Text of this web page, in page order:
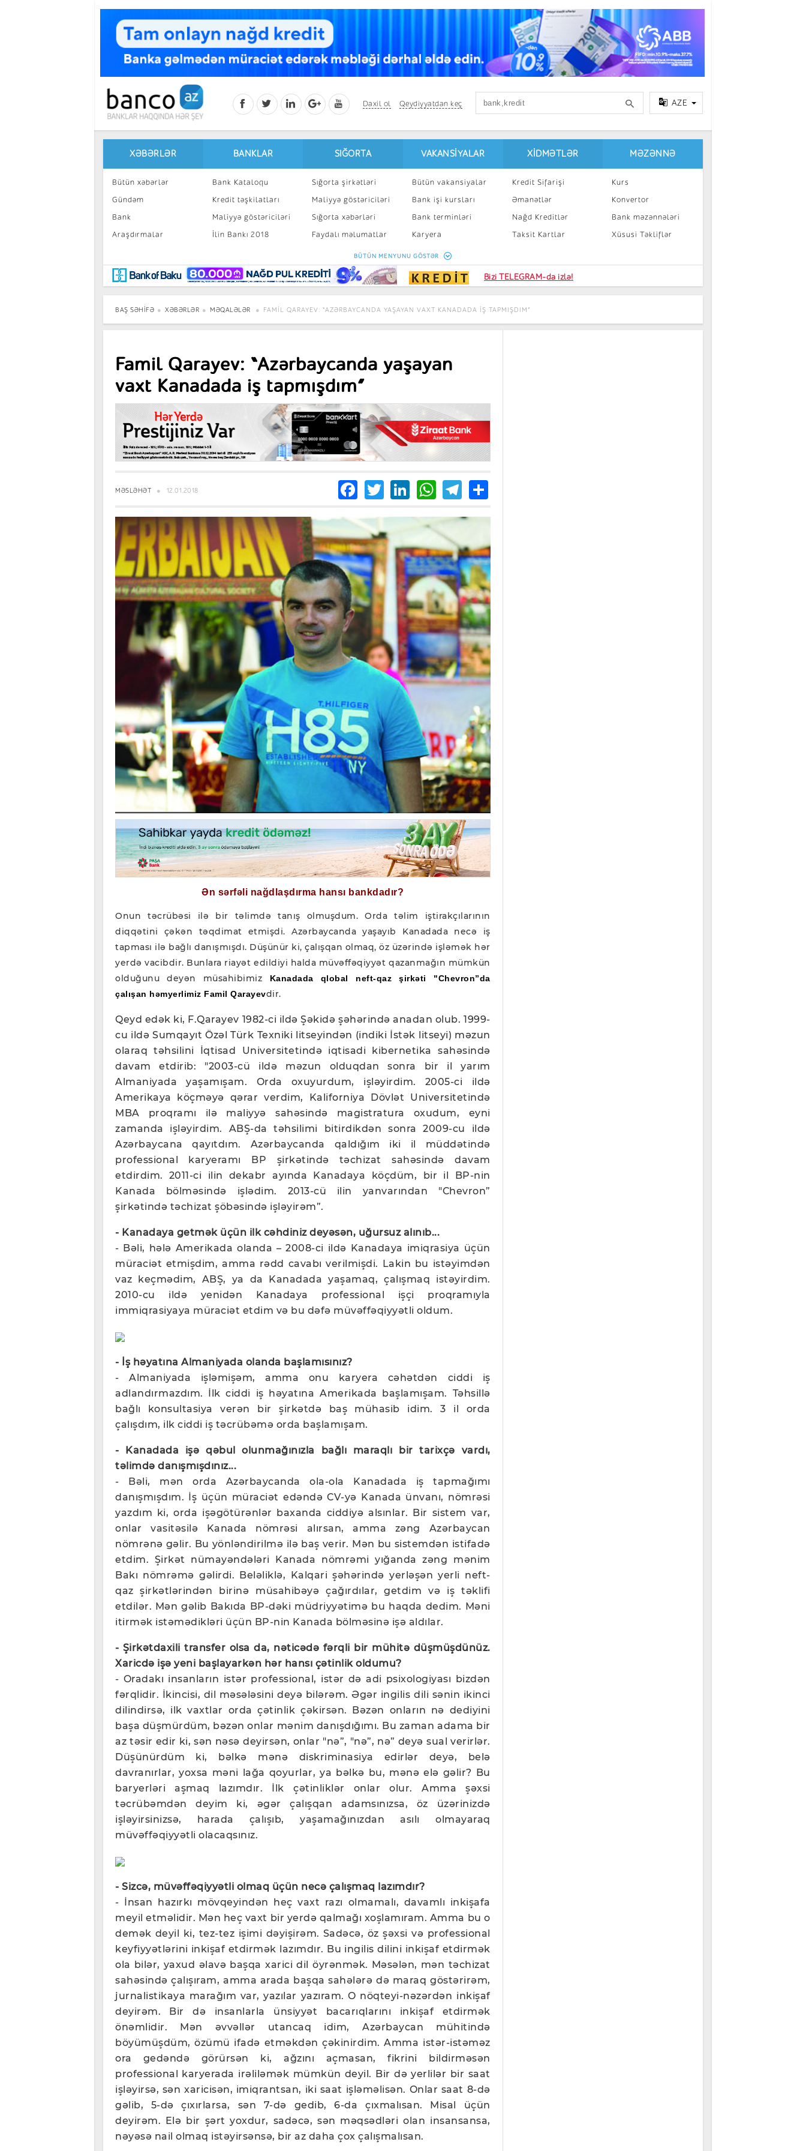
Daxil ol Qeydiyyatdan keç AZE
XƏBƏRLƏR
Bütün xəbərlər
Gündəm
Bank
Araşdırmalar
Maraqlı
BancoTV
Müsahibə
BANKLAR
Bank Kataloqu
Kredit təşkilatları
Maliyyə göstəriciləri
İlin Bankı 2018
SIĞORTA
Sığorta şirkətləri
Maliyyə göstəriciləri
Sığorta xəbərləri
Faydalı məlumatlar
Sığorta kalkulyatoru
VAKANSIYALAR
Bütün vakansiyalar
Bank işi kursları
Bank terminləri
Karyera
Peşakar inkişaf
XIDMƏTLƏR
Kredit Sifarişi
Əmanətlər
Nağd Kreditlər
Taksit Kartlar
Kart sifarişi
MƏZƏNNƏ
Kurs
Konvertor
Bank məzənnələri
Xüsusi Təkliflər
BÜTÜN MENYUNU GÖSTƏR
Bizi TELEGRAM-da izlə!
BAŞ SƏHIFƏ XƏBƏRLƏR MƏQALƏLƏR FAMIL QARAYEV: “AZƏRBAYCANDA YAŞAYAN VAXT KANADADA IŞ TAPMIŞDIM”
Famil Qarayev: “Azərbaycanda yaşayan
vaxt Kanadada iş tapmışdım”
MƏSLƏHƏT 12.01.2018 Facebook
TwitterLinkedIn
WhatsApp
Telegram
Share
Ən sərfəli nağdlaşdırma hansı bankdadır?
Onun təcrübəsi ilə bir təlimdə tanış olmuşdum. Orda təlim iştirakçılarının
diqqətini çəkən təqdimat etmişdi. Azərbaycanda yaşayıb Kanadada necə iş
tapması ilə bağlı danışmışdı. Düşünür ki, çalışqan olmaq, öz üzərində işləmək hər
yerdə vacibdir. Bunlara riayət edildiyi halda müvəffəqiyyət qazanmağın mümkün
olduğunu deyən müsahibimiz
Kanadada qlobal neft-qaz şirkəti "Chevron”da
çalışan həmyerlimiz Famil Qarayevdir.
Qeyd edək ki, F.Qarayev 1982-ci ildə Şəkidə şəhərində anadan olub. 1999-
cu ildə Sumqayıt Özəl Türk Texniki litseyindən (indiki İstək litseyi) məzun
olaraq təhsilini İqtisad Universitetində iqtisadi kibernetika sahəsində
davam etdirib: "2003-cü ildə məzun olduqdan sonra bir il yarım
Almaniyada yaşamışam. Orda oxuyurdum, işləyirdim. 2005-ci ildə
Amerikaya köçməyə qərar verdim, Kaliforniya Dövlət Universitetində
MBA proqramı ilə maliyyə sahəsində magistratura oxudum, eyni
zamanda işləyirdim. ABŞ-da təhsilimi bitirdikdən sonra 2009-cu ildə
Azərbaycana qayıtdım. Azərbaycanda qaldığım iki il müddətində
professional karyeramı BP şirkətində təchizat sahəsində davam
etdirdim. 2011-ci ilin dekabr ayında Kanadaya köçdüm, bir il BP-nin
Kanada bölməsində işlədim. 2013-cü ilin yanvarından "Chevron”
şirkətində təchizat şöbəsində işləyirəm”.
- Kanadaya getmək üçün ilk cəhdiniz deyəsən, uğursuz alınıb...
- Bəli, hələ Amerikada olanda – 2008-ci ildə Kanadaya imiqrasiya üçün
müraciət etmişdim, amma rədd cavabı verilmişdi. Lakin bu istəyimdən
vaz keçmədim, ABŞ, ya da Kanadada yaşamaq, çalışmaq istəyirdim.
2010-cu ildə yenidən Kanadaya professional işçi proqramıyla
immiqrasiyaya müraciət etdim və bu dəfə müvəffəqiyyətli oldum.
- İş həyatına Almaniyada olanda başlamısınız?
- Almaniyada işləmişəm, amma onu karyera cəhətdən ciddi iş
adlandırmazdım. İlk ciddi iş həyatına Amerikada başlamışam. Təhsillə
bağlı konsultasiya verən bir şirkətdə baş mühasib idim. 3 il orda
çalışdım, ilk ciddi iş təcrübəmə orda başlamışam.
- Kanadada işə qəbul olunmağınızla bağlı maraqlı bir tarixçə vardı,
təlimdə danışmışdınız...
- Bəli, mən orda Azərbaycanda ola-ola Kanadada iş tapmağımı
danışmışdım. İş üçün müraciət edəndə CV-yə Kanada ünvanı, nömrəsi
yazdım ki, orda işəgötürənlər baxanda ciddiyə alsınlar. Bir sistem var,
onlar vasitəsilə Kanada nömrəsi alırsan, amma zəng Azərbaycan
nömrənə gəlir. Bu yönləndirilmə ilə baş verir. Mən bu sistemdən istifadə
etdim. Şirkət nümayəndələri Kanada nömrəmi yığanda zəng mənim
Bakı nömrəmə gəlirdi. Beləliklə, Kalqari şəhərində yerləşən yerli neft-
qaz şirkətlərindən birinə müsahibəyə çağırdılar, getdim və iş təklifi
etdilər. Mən gəlib Bakıda BP-dəki müdriyyətimə bu haqda dedim. Məni
itirmək istəmədikləri üçün BP-nin Kanada bölməsinə işə aldılar.
- Şirkətdaxili transfer olsa da, nəticədə fərqli bir mühitə düşmüşdünüz.
Xaricdə işə yeni başlayarkən hər hansı çətinlik oldumu?
- Oradakı insanların istər professional, istər də adi psixologiyası bizdən
fərqlidir. İkincisi, dil məsələsini deyə bilərəm. Əgər ingilis dili sənin ikinci
dilindirsə, ilk vaxtlar orda çətinlik çəkirsən. Bəzən onların nə dediyini
başa düşmürdüm, bəzən onlar mənim danışdığımı. Bu zaman adama bir
az təsir edir ki, sən nəsə deyirsən, onlar "nə”, "nə”, nə” deyə sual verirlər.
Düşünürdüm ki, bəlkə mənə diskriminasiya edirlər deyə, belə
davranırlar, yoxsa məni lağa qoyurlar, ya bəlkə bu, mənə elə gəlir? Bu
baryerləri aşmaq lazımdır. İlk çətinliklər onlar olur. Amma şəxsi
təcrübəmdən deyim ki, əgər çalışqan adamsınızsa, öz üzərinizdə
işləyirsinizsə, harada çalışıb, yaşamağınızdan asılı olmayaraq
müvəffəqiyyətli olacaqsınız.
- Sizcə, müvəffəqiyyətli olmaq üçün necə çalışmaq lazımdır?
- İnsan hazırkı mövqeyindən heç vaxt razı olmamalı, davamlı inkişafa
meyil etməlidir. Mən heç vaxt bir yerdə qalmağı xoşlamıram. Amma bu o
demək deyil ki, tez-tez işimi dəyişirəm. Sadəcə, öz şəxsi və professional
keyfiyyətlərini inkişaf etdirmək lazımdır. Bu ingilis dilini inkişaf etdirmək
ola bilər, yaxud əlavə başqa xarici dil öyrənmək. Məsələn, mən təchizat
sahəsində çalışıram, amma arada başqa sahələrə də maraq göstərirəm,
jurnalistikaya marağım var, yazılar yazıram. O nöqteyi-nəzərdən inkişaf
deyirəm. Bir də insanlarla ünsiyyət bacarıqlarını inkişaf etdirmək
önəmlidir. Mən əvvəllər utancaq idim, Azərbaycan mühitində
böyümüşdüm, özümü ifadə etməkdən çəkinirdim. Amma istər-istəməz
ora gedəndə görürsən ki, ağzını açmasan, fikrini bildirməsən
professional karyerada irəliləmək mümkün deyil. Bir də yerlilər bir saat
işləyirsə, sən xaricisən, imiqrantsan, iki saat işləməlisən. Onlar saat 8-də
gəlib, 5-də çıxırlarsa, sən 7-də gedib, 6-da çıxmalısan. Misal üçün
deyirəm. Elə bir şərt yoxdur, sadəcə, sən məqsədləri olan insansansa,
nəyəsə nail olmaq istəyirsənsə, bir az daha çox çalışmalısan.